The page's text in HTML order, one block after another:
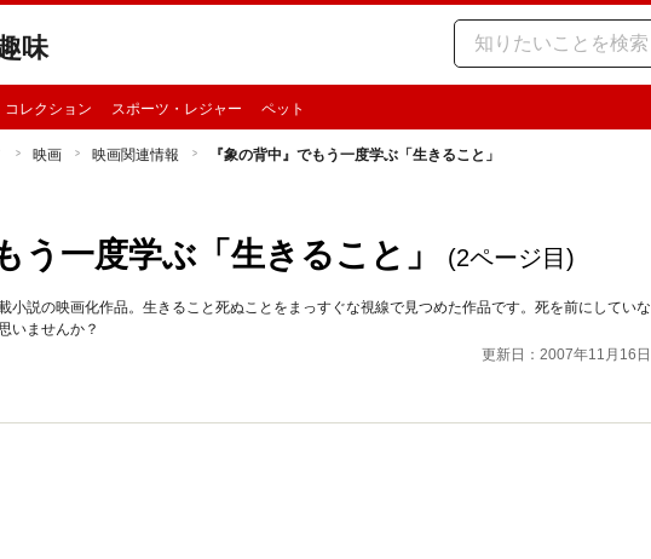
味
コレクション スポーツ・レジャー ペット
映画 映画関連情報 『象の背中』でもう一度学ぶ「生きること」
う一度学ぶ「生きること」 (2ページ目)
小説の映画化作品。生きること死ぬことをまっすぐな視線で見つめた作品です。死を前にしていな
いませんか？
更新日：2007年11月16日